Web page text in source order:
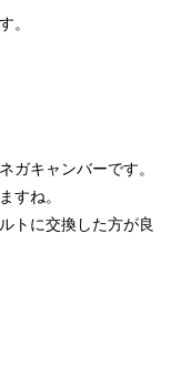
。
ガキャンバーです。
すね。
トに交換した方が良